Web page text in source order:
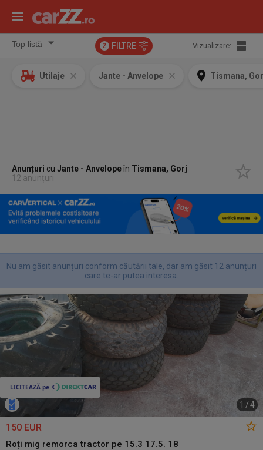
2 FILTRE Vizualizare:
Utilaje Jante - Anvelope Tismana,
Anunțuri cuJante - Anvelopeîn Tismana, Gorj
12 anunțuri
Nu am găsit anunțuri conform căutării tale, dar am găsit 12 anunțuri
care te-ar putea interesa.
1 /4
150 EUR
Roți mig remorca tractor pe 15.3 17.5. 18